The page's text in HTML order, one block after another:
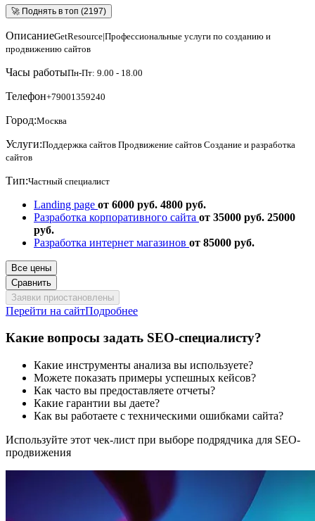
🚀 Поднять в топ (2197)
ОписаниеGetResource|Профессиональные услуги по созданию и
продвижению сайтов
Часы работыПн-Пт: 9.00 - 18.00
Телефон+79001359240
Город:Москва
Услуги:Поддержка сайтов Продвижение сайтов Создание и разработка
сайтов
Тип:Частный специалист
Landing page от 6000 руб. 4800 руб.
Разработка корпоративного сайта от 35000 руб. 25000
руб.
Разработка интернет магазинов от 85000 руб.
Все цены
Сравнить
Заявки приостановлены
Перейти на сайтПодробнее
Какие вопросы задать SEO-специалисту?
Какие инструменты анализа вы используете?
Можете показать примеры успешных кейсов?
Как часто вы предоставляете отчеты?
Какие гарантии вы даете?
Как вы работаете с техническими ошибками сайта?
Используйте этот чек-лист при выборе подрядчика для SEO-
продвижения